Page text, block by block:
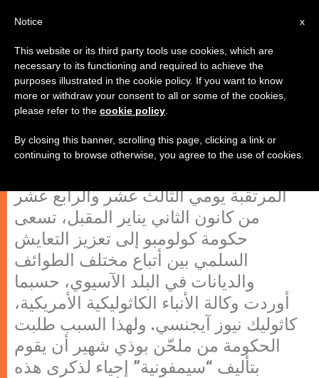
الكاردنيال رانجيت يتحدث عن زيارة
البابا المرتقبة إلى سريلانكا
المرتقبة يومي الثالث عشر والرابع عشر
من كانون الثاني يناير المقبل، تسعى
حكومة كولومبو إلى تعزيز التعايش
السلمي بين أتباع مختلف الطوائف
والديانات في البلد الآسيوي، حسبما
أوردت وكالة الأنباء الكاثوليكية الأمريكية،
كاثوليك نيوز آيجنسي. ولهذا السبب طلبت
الحكومة من ملحّن بوذي شهير أن يقوم
بتأليف “سيمفونية” إحياء لذكرى هذه
x
Notice
This website or its third party tools use cookies, which are
necessary to its functioning and required to achieve the
purposes illustrated in the cookie policy. If you want to know
more or withdraw your consent to all or some of the cookies,
please refer to the cookie policy
By closing this banner, scrolling this page, clicking a link or
continuing to browse otherwise, you agree to the use of cookies.